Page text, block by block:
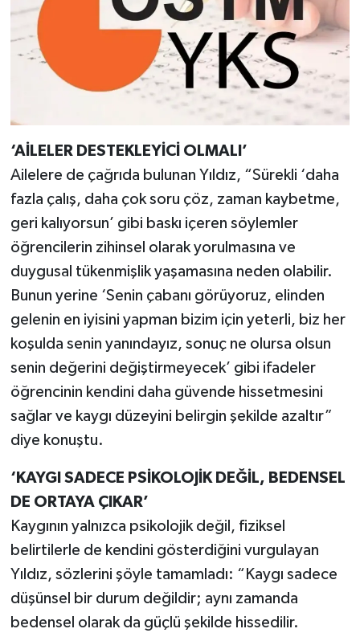
‘AİLELER DESTEKLEYİCİ OLMALI’
Ailelere de çağrıda bulunan Yıldız, “Sürekli ‘daha
fazla çalış, daha çok soru çöz, zaman kaybetme,
geri kalıyorsun’ gibi baskı içeren söylemler
öğrencilerin zihinsel olarak yorulmasına ve
duygusal tükenmişlik yaşamasına neden olabilir.
Bunun yerine ‘Senin çabanı görüyoruz, elinden
gelenin en iyisini yapman bizim için yeterli, biz her
koşulda senin yanındayız, sonuç ne olursa olsun
senin değerini değiştirmeyecek’ gibi ifadeler
öğrencinin kendini daha güvende hissetmesini
sağlar ve kaygı düzeyini belirgin şekilde azaltır”
diye konuştu.
‘KAYGI SADECE PSİKOLOJİK DEĞİL, BEDENSEL
DE ORTAYA ÇIKAR’
Kaygının yalnızca psikolojik değil, fiziksel
belirtilerle de kendini gösterdiğini vurgulayan
Yıldız, sözlerini şöyle tamamladı: “Kaygı sadece
düşünsel bir durum değildir; aynı zamanda
bedensel olarak da güçlü şekilde hissedilir.